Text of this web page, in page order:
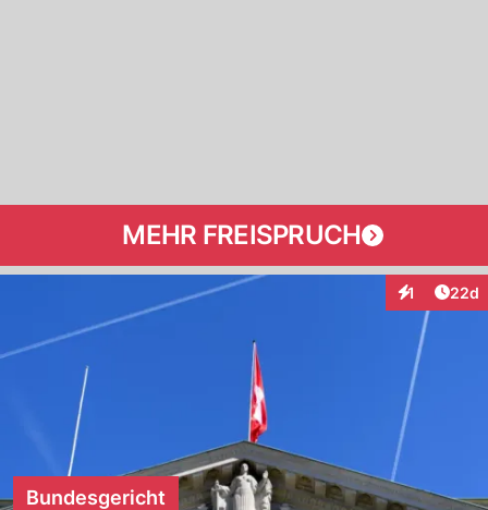
MEHR FREISPRUCH
1
Interaktionen
22d
Bundesgericht